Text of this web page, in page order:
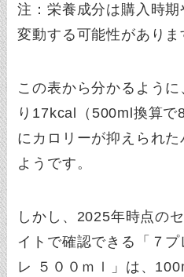
注：栄養成分は購入時
変動する可能性がありま
この表から分かるよう
り17kcal（500ml換算で
にカロリーが抑えられ
ようです。
しかし、2025年時点の
イトで確認できる「７
レ ５００ｍｌ」は、